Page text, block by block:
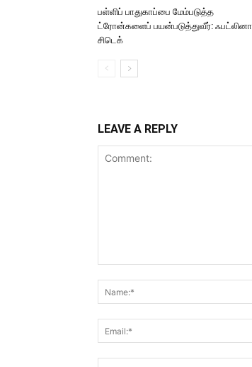
பள்ளிப் பாதுகாப்பை மேம்படுத்த
ட்ரோன்களைப் பயன்படுத்துவீர்: ஃபட்லினா
சிடெக்
LEAVE A REPLY